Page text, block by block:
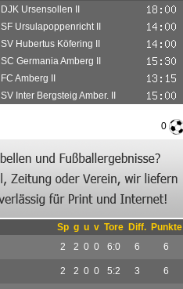
DJK Ursensollen II
SF Ursulapoppenricht II
SV Hubertus Köfering II
SC Germania Amberg II
FC Amberg II
SV Inter Bergsteig Amber. II
0
Sp g u v Tore Diff.
Punkte
2 2 0 0 6:0 6 6
2 2 0 0 5:2 3 6